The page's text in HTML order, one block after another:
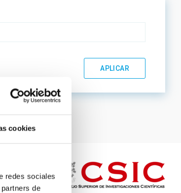
cookies
redes sociales
de